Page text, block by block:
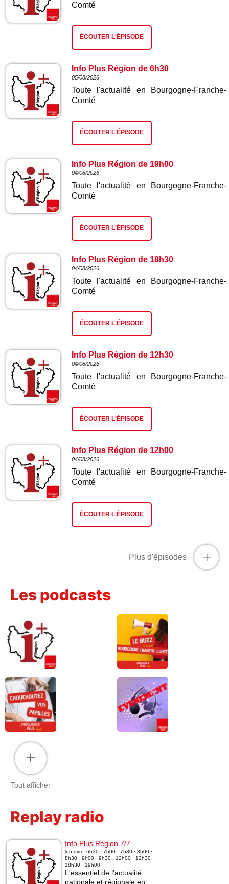
Comté
ÉCOUTER L'ÉPISODE
Info Plus Région de 6h30
05/08/2026
Toute l'actualité en Bourgogne-Franche-
Comté
ÉCOUTER L'ÉPISODE
Info Plus Région de 19h00
04/08/2026
Toute l'actualité en Bourgogne-Franche-
Comté
ÉCOUTER L'ÉPISODE
Info Plus Région de 18h30
04/08/2026
Toute l'actualité en Bourgogne-Franche-
Comté
ÉCOUTER L'ÉPISODE
Info Plus Région de 12h30
04/08/2026
Toute l'actualité en Bourgogne-Franche-
Comté
ÉCOUTER L'ÉPISODE
Info Plus Région de 12h00
04/08/2026
Toute l'actualité en Bourgogne-Franche-
Comté
ÉCOUTER L'ÉPISODE
+
Plus d'épisodes
Les podcasts
+
Tout afficher
Replay radio
Info Plus Région 7/7
lun-dim · 6h30 · 7h00 · 7h30 · 8h00 ·
8h30 · 9h00 · 9h30 · 12h00 · 12h30 ·
18h30 · 19h00
L'essentiel de l'actualité
nationale et régionale en